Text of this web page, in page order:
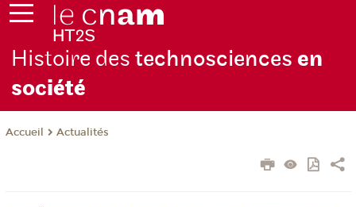
Histoire des technosciences en
société
Accueil Actualités